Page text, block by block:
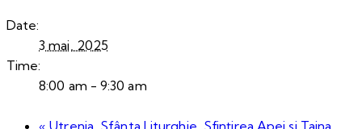
Date:
3 mai, 2025
Time:
8:00 am - 9:30 am